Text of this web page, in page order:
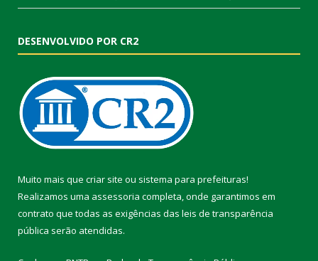
DESENVOLVIDO POR CR2
Muito mais que criar site ou sistema para prefeituras!
Realizamos uma assessoria completa, onde garantimos em
contrato que todas as exigências das leis de transparência
pública serão atendidas.